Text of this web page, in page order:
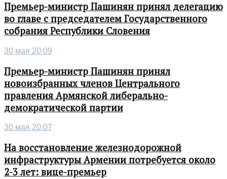
Премьер-министр Пашинян принял делегацию
во главе с председателем Государственного
собрания Республики Словения
30 мая 20:09
Премьер-министр Пашинян принял
новоизбранных членов Центрального
правления Армянской либерально-
демократической партии
30 мая 20:07
На восстановление железнодорожной
инфраструктуры Армении потребуется около
2-3 лет: вице-премьер